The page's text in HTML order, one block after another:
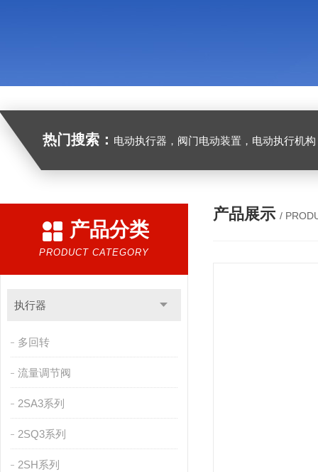
热门搜索： 电动执行器，阀门电动装置，电动执行机构，阀门驱动装置，电动头，角行
产品分类
PRODUCT CATEGORY
执行器
多回转
流量调节阀
2SA3系列
2SQ3系列
2SH系列
产品展示 /